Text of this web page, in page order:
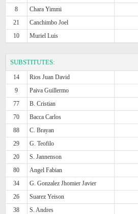
8
Chara Yimmi
21
Canchimbo Joel
10
Muriel Luis
SUBSTITUTES:
14 Rios Juan David
9
Paiva Guillermo
77
B. Cristian
70
Bacca Carlos
88
C. Brayan
29
G. Teofilo
20
S. Jannenson
80
Angel Fabian
34
G. Gonzalez Jhomier Javier
26
Suarez Yeison
38
S. Andres